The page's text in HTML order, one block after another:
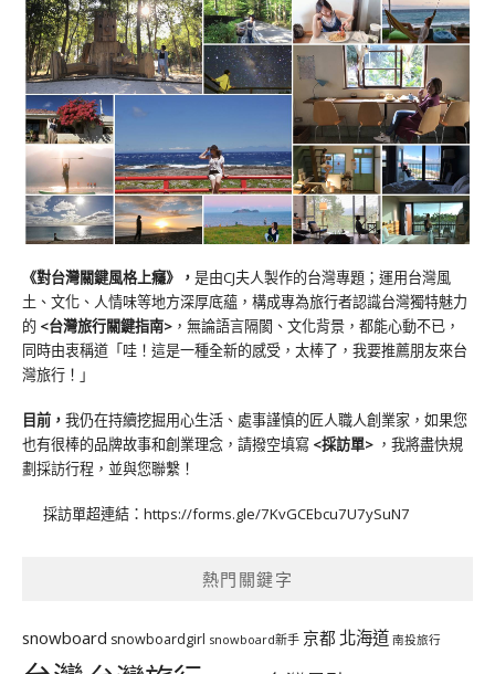
《對台灣關鍵風格上癮》 ， 是由CJ夫人製作的台灣專題；運用台灣風
土、文化、人情味等地方深厚底蘊，構成專為旅行者認識台灣獨特魅力
的 <台灣旅行關鍵指南> ，無論語言隔閡、文化背景，都能心動不已，
同時由衷稱道「哇！這是一種全新的感受，太棒了，我要推薦朋友來台
灣旅行！」
目前， 我仍在持續挖掘用心生活、處事謹慎的匠人職人創業家，如果您
也有很棒的品牌故事和創業理念，請撥空填寫 <採訪單> ，我將盡快規
劃採訪行程，並與您聯繫！
採訪單超連結： https://forms.gle/7KvGCEbcu7U7ySuN7
熱門關鍵字
snowboard snowboardgirl snowboard新手 京都 北海道 南投旅行